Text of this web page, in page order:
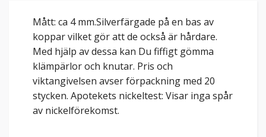
Mått: ca 4 mm.Silverfärgade på en bas av
koppar vilket gör att de också är hårdare.
Med hjälp av dessa kan Du fiffigt gömma
klämpärlor och knutar. Pris och
viktangivelsen avser förpackning med 20
stycken. Apotekets nickeltest: Visar inga spår
av nickelförekomst.